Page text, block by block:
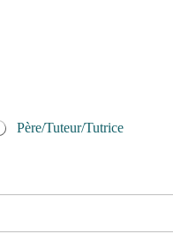
Père/Tuteur/Tutrice